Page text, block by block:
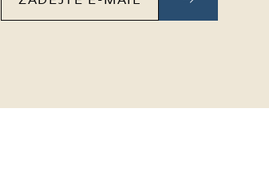
PŘIHLÁSIT